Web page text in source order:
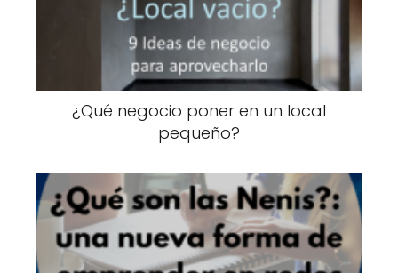
¿Qué negocio poner en un local
pequeño?